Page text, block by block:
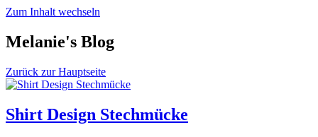
Zum Inhalt wechseln
Melanie's Blog
Zurück zur Hauptseite
Shirt Design Stechmücke